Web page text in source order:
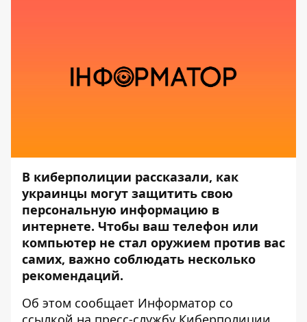
В киберполиции рассказали, как
украинцы могут защитить свою
персональную информацию в
интернете. Чтобы ваш телефон или
компьютер не стал оружием против вас
самих, важно соблюдать несколько
рекомендаций.
Об этом сообщает Информатор со